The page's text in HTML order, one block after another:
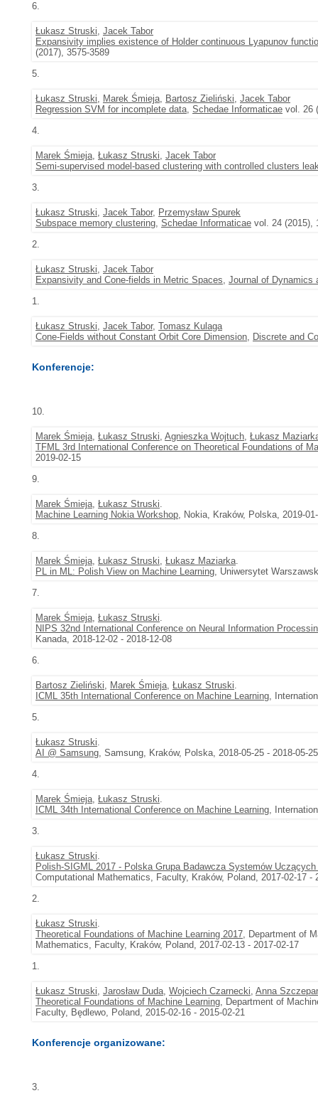
6.
Łukasz Struski, Jacek Tabor
Expansivity implies existence of Holder continuous Lyapunov
(2017), 3575-3589
5.
Łukasz Struski, Marek Śmieja, Bartosz Zieliński, Jacek Tabor
Regression SVM for incomplete data, Schedae Informaticae vol. 26
4.
Marek Śmieja, Łukasz Struski, Jacek Tabor
Semi-supervised model-based clustering with controlled clusters
3.
Łukasz Struski, Jacek Tabor, Przemysław Spurek
Subspace memory clustering, Schedae Informaticae vol. 24 (2015),
2.
Łukasz Struski, Jacek Tabor
Expansivity and Cone-fields in Metric Spaces, Journal of Dynamics
1.
Łukasz Struski, Jacek Tabor, Tomasz Kulaga
Cone-Fields without Constant Orbit Core Dimension, Discrete and
Konferencje:
10.
Marek Śmieja, Łukasz Struski, Agnieszka Wojtuch, Łukasz
TFML 3rd International Conference on Theoretical Foundations of
2019-02-15
9.
Marek Śmieja, Łukasz Struski.
Machine Learning Nokia Workshop, Nokia, Kraków, Polska, 2019-
8.
Marek Śmieja, Łukasz Struski, Łukasz Maziarka.
PL in ML: Polish View on Machine Learning, Uniwersytet
7.
Marek Śmieja, Łukasz Struski.
NIPS 32nd International Conference on Neural Information
Kanada, 2018-12-02 - 2018-12-08
6.
Bartosz Zieliński, Marek Śmieja, Łukasz Struski.
ICML 35th International Conference on Machine Learning,
5.
Łukasz Struski.
AI @ Samsung, Samsung, Kraków, Polska, 2018-05-25 - 2018-05-25
4.
Marek Śmieja, Łukasz Struski.
ICML 34th International Conference on Machine Learning,
3.
Łukasz Struski.
Polish-SIGML 2017 - Polska Grupa Badawcza Systemów
Computational Mathematics, Faculty, Kraków, Poland, 2017-02-17 -
2.
Łukasz Struski.
Theoretical Foundations of Machine Learning 2017, Department of
Mathematics, Faculty, Kraków, Poland, 2017-02-13 - 2017-02-17
1.
Łukasz Struski, Jarosław Duda, Wojciech Czarnecki, Anna
Theoretical Foundations of Machine Learning, Department of
Faculty, Będlewo, Poland, 2015-02-16 - 2015-02-21
Konferencje organizowane:
3.